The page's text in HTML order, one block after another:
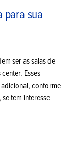
para sua
ser as salas de
Esses
conforme
tem interesse